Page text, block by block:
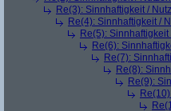
Re(3): Sinnhaftigkeit /
Re(4): Sinnhaftigkeit /
Re(5):
Re(6):
Re(7):
Re(8):
Re(9):